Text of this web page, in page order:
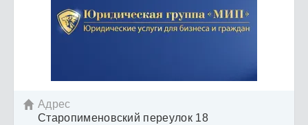
 Адрес
Старопименовский переулок 18